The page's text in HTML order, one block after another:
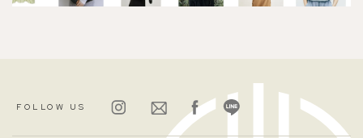
FOLLOW US